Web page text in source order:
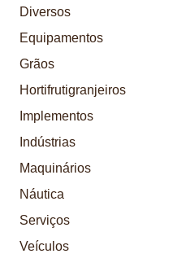
Diversos
Equipamentos
Grãos
Hortifrutigranjeiros
Implementos
Indústrias
Maquinários
Náutica
Serviços
Veículos